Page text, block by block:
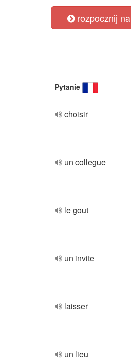
rozpocznij
Pytanie
choisir
un collegue
le gout
un invite
laisser
un lieu